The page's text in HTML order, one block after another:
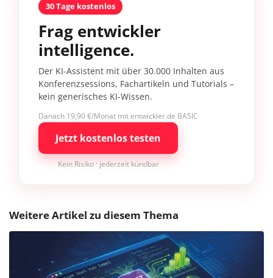
30 Tage kostenlos
Frag entwickler
intelligence.
Der KI-Assistent mit über 30.000 Inhalten aus
Konferenzsessions, Fachartikeln und Tutorials –
kein generisches KI-Wissen.
Danach 19,90 €/Monat mit entwickler.de BASIC
Jetzt kostenlos testen
Kein Risiko · jederzeit kündbar
Weitere Artikel zu diesem Thema